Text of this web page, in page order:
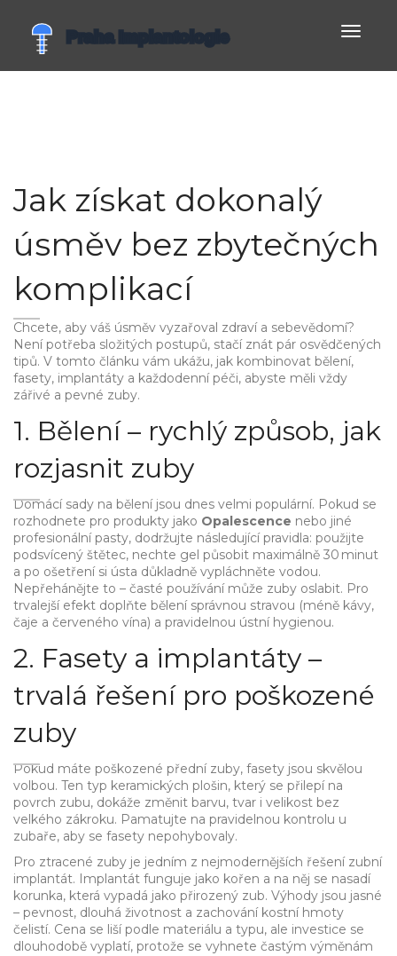
Jak získat dokonalý
úsměv bez zbytečných
komplikací
Chcete, aby váš úsměv vyzařoval zdraví a sebevědomí?
Není potřeba složitých postupů, stačí znát pár osvědčených
tipů. V tomto článku vám ukážu, jak kombinovat bělení,
fasety, implantáty a každodenní péči, abyste měli vždy
zářivé a pevné zuby.
1. Bělení – rychlý způsob, jak
rozjasnit zuby
Domácí sady na bělení jsou dnes velmi populární. Pokud se
rozhodnete pro produkty jako Opalescence nebo jiné
profesionální pasty, dodržujte následující pravidla: použijte
podsvícený štětec, nechte gel působit maximálně 30 minut
a po ošetření si ústa důkladně vypláchněte vodou.
Nepřehánějte to – časté používání může zuby oslabit. Pro
trvalejší efekt doplňte bělení správnou stravou (méně kávy,
čaje a červeného vína) a pravidelnou ústní hygienou.
2. Fasety a implantáty –
trvalá řešení pro poškozené
zuby
Pokud máte poškozené přední zuby, fasety jsou skvělou
volbou. Ten typ keramických plošin, který se přilepí na
povrch zubu, dokáže změnit barvu, tvar i velikost bez
velkého zákroku. Pamatujte na pravidelnou kontrolu u
zubaře, aby se fasety nepohybovaly.
Pro ztracené zuby je jedním z nejmodernějších řešení zubní
implantát. Implantát funguje jako kořen a na něj se nasadí
korunka, která vypadá jako přirozený zub. Výhody jsou jasné
– pevnost, dlouhá životnost a zachování kostní hmoty
čelistí. Cena se liší podle materiálu a typu, ale investice se
dlouhodobě vyplatí, protože se vyhnete častým výměnám